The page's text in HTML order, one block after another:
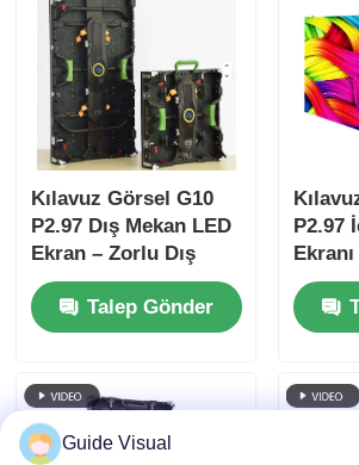
Kılavuz Görsel G10
P2.97 Dış Mekan LED
Ekran – Zorlu Dış
Mekan Etkinlikleri
için Yüksek
Parlaklıkta Kiralık
Talep Gönder
P2.97
Guide Visual